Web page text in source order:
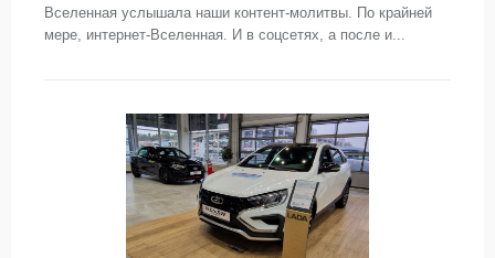
Вселенная услышала наши контент-молитвы. По крайней
мере, интернет-Вселенная. И в соцсетях, а после и...